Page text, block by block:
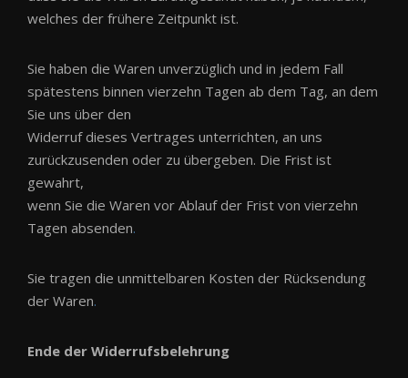
welches der frühere Zeitpunkt ist.
Sie haben die Waren unverzüglich und in jedem Fall
spätestens binnen vierzehn Tagen ab dem Tag, an dem
Sie uns über den
Widerruf dieses Vertrages unterrichten, an uns
zurückzusenden oder zu übergeben. Die Frist ist
gewahrt,
wenn Sie die Waren vor Ablauf der Frist von vierzehn
Tagen absenden.
Sie tragen die unmittelbaren Kosten der Rücksendung
der Waren.
Ende der Widerrufsbelehrung